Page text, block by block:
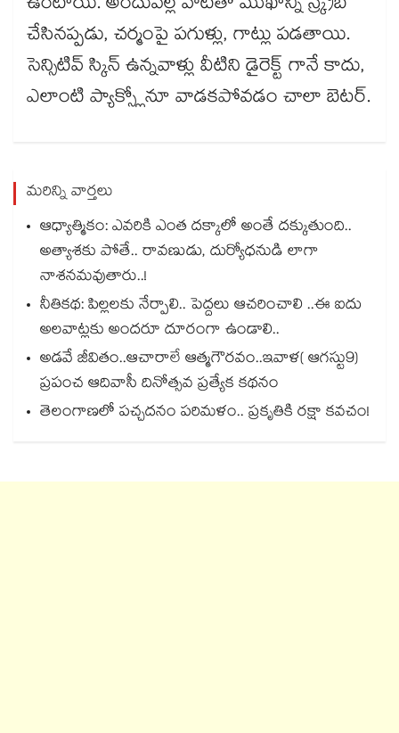
చేసినప్పడు, చర్మంపై పగుళ్లు, గాట్లు పడతాయి.
సెన్సిటివ్ స్కిన్ ఉన్నవాళ్లు వీటిని డైరెక్ట్ గానే కాదు,
ఎలాంటి ప్యాక్స్లోనూ వాడకపోవడం చాలా బెటర్.
మరిన్ని వార్తలు
ఆధ్యాత్మికం: ఎవరికి ఎంత దక్కాలో అంతే దక్కుతుంది..
అత్యాశకు పోతే.. రావణుడు, దుర్యోధనుడి లాగా
నాశనమవుతారు..!
నీతికథ: పిల్లలకు నేర్పాలి.. పెద్దలు ఆచరించాలి ..ఈ ఐదు
అలవాట్లకు అందరూ దూరంగా ఉండాలి..
అడవే జీవితం..ఆచారాలే ఆత్మగౌరవం..ఇవాళ( ఆగస్టు9)
ప్రపంచ ఆదివాసీ దినోత్సవ ప్రత్యేక కథనం
తెలంగాణలో పచ్చదనం పరిమళం.. ప్రకృతికి రక్షా కవచం!